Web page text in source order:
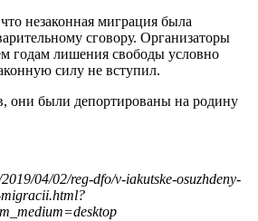
незаконная миграция была
сговору. Организаторы
годам лишения свободы условно
силу не вступил.
они были депортированы на родину
04/02/reg-dfo/v-iakutske-osuzhdeny-